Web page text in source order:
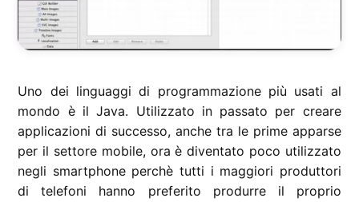
Uno dei linguaggi di programmazione più usati al
mondo è il Java. Utilizzato in passato per creare
applicazioni di successo, anche tra le prime apparse
per il settore mobile, ora è diventato poco utilizzato
negli smartphone perchè tutti i maggiori produttori
di telefoni hanno preferito produrre il proprio